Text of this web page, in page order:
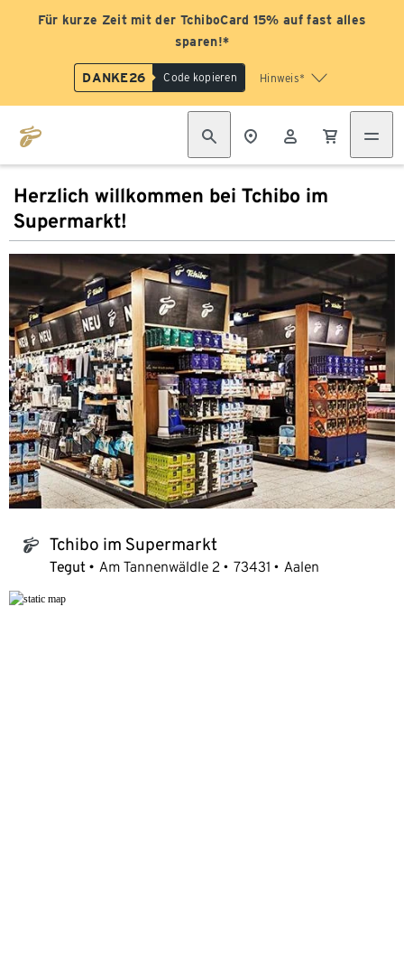
Für kurze Zeit mit der TchiboCard 15% auf fast alles
sparen!*
DANKE26 Code kopieren Hinweis*
Herzlich willkommen bei Tchibo im
Supermarkt!
tchibo_logo Tchibo im Supermarkt
Tegut Am Tannenwäldle 2 73431 Aalen